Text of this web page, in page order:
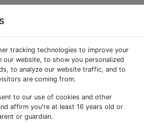
getaggte
ähnlichen Betriebssystemen, die
Wenn sich Ihre Frage nur
tracking technologies to improve your
our website, to show you personalized
to analyze our website traffic, and to
are coming from.
to our use of cookies and other
affirm you're at least 16 years old or
or guardian.